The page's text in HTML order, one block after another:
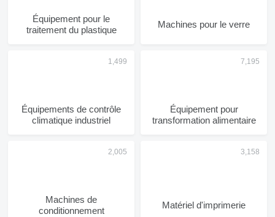
Équipement pour le
traitement du plastique
Machines pour le verre
Équipements de contrôle
climatique industriel
Équipement pour
transformation alimentaire
Machines de
conditionnement
Matériel d'imprimerie